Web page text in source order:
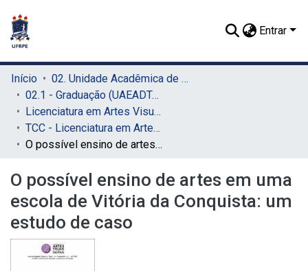
Entrar
Início
02. Unidade Acadêmica de Educação a Distância e Tecnologia (UAEADTec)
02.1 - Graduação (UAEADTec)
Licenciatura em Artes Visuais (UAEADTec)
TCC - Licenciatura em Artes Visuais (UAEADTec)
O possível ensino de artes em uma escola de Vitória da Conquista: um estudo de caso
O possível ensino de artes em uma
escola de Vitória da Conquista: um
estudo de caso